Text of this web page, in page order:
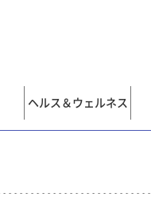
ヘルス＆ウェルネス